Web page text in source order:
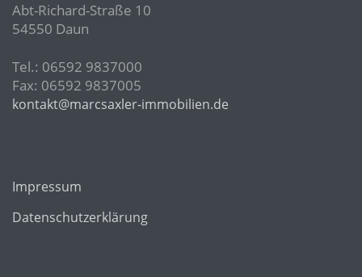
Abt-Richard-Straße 10
54550 Daun
Tel.: 06592 9837000
Fax: 06592 9837005
kontakt@marcsaxler-immobilien.de
Impressum
Datenschutzerklärung